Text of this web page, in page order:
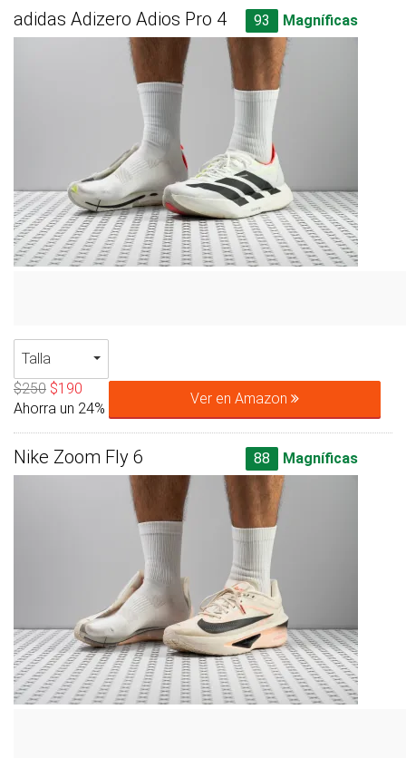
adidas Adizero Adios Pro 4 93 Magníficas
Talla
$250 $190
Ahorra un 24%
Ver en Amazon
Nike Zoom Fly 6 88 Magníficas